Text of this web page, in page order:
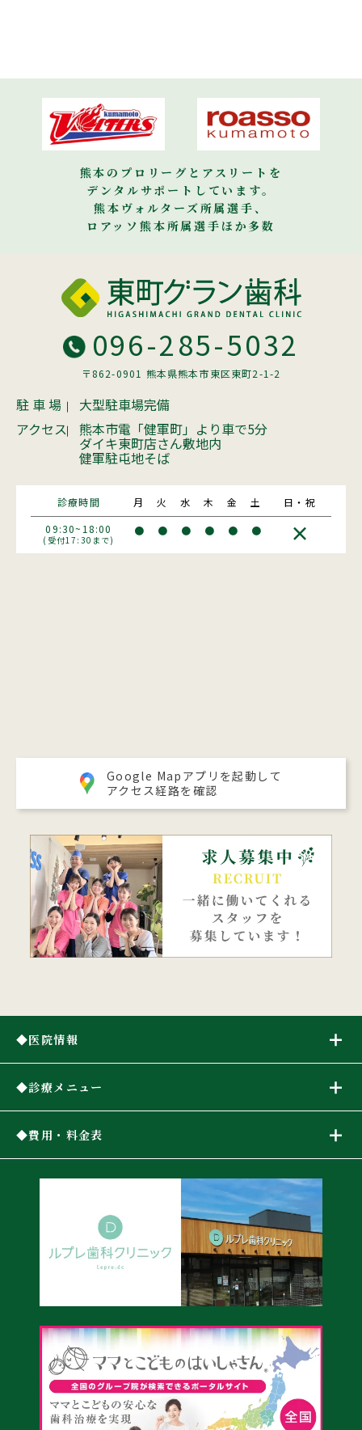
熊本のプロリーグとアスリートを
デンタルサポートしています。
熊本ヴォルターズ所属選手、
ロアッソ熊本所属選手ほか多数
096-285-5032
〒862-0901 熊本県熊本市東区東町2-1-2
駐 車 場
大型駐車場完備
アクセス
熊本市電「健軍町」より車で5分
ダイキ東町店さん敷地内
健軍駐屯地そば
診療時間 月 火 水 木 金 土
日・祝
09:30~18:00
(受付17:30まで)
● ● ● ● ● ● ×
Google Mapアプリを起動して
アクセス経路を確認
医院情報
診療メニュー
費用・料金表